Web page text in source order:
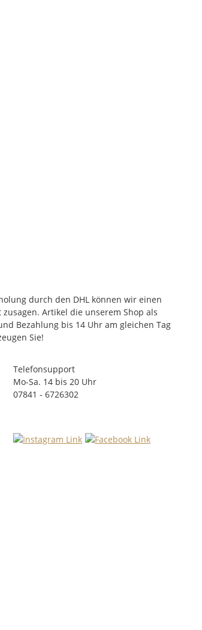
durch den DHL können wir einen
Artikel die unserem Shop als
Bezahlung bis 14 Uhr am gleichen Tag
Sie!
Telefonsupport
Mo-Sa. 14 bis 20 Uhr
07841 - 6726302